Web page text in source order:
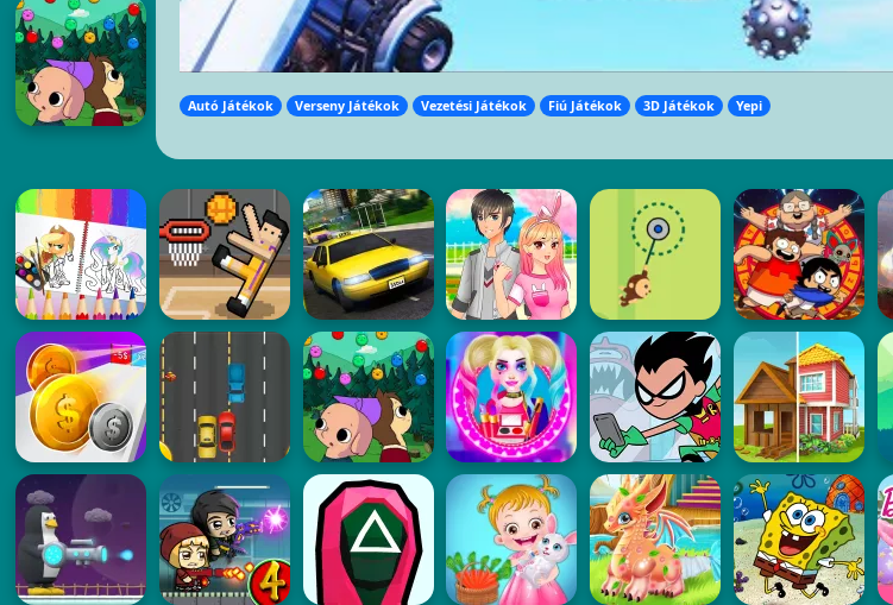
Autó Játékok Verseny Játékok Vezetési Játékok Fiú Játékok 3D Játékok Yepi